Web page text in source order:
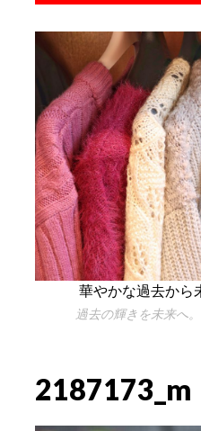
華やかな過去から
過去の輝きを未来へ
2187173_m